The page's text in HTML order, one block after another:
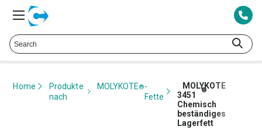
Kundendienstzentrum at425.378.8694
Home
Produkte
nach
MOLYKOTE®-
Fette
MOLYKOTE
®
3451
Chemisch
beständiges
Lagerfett